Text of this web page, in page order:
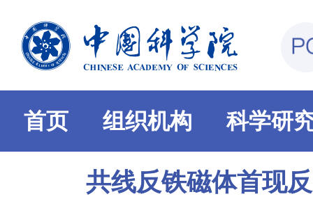
首页 组织机构 科学研
共线反铁磁体首现